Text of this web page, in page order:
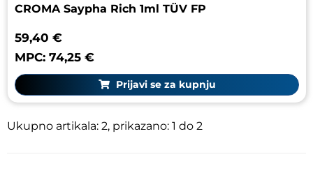
CROMA Saypha Rich 1ml TÜV FP
59,40 €
MPC: 74,25 €
Prijavi se za kupnju
Ukupno artikala: 2, prikazano: 1 do 2